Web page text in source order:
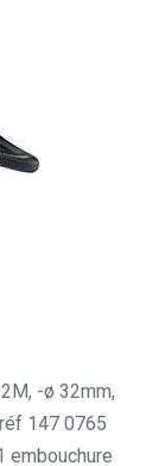
-ø 32mm,
147 0765
embouchure